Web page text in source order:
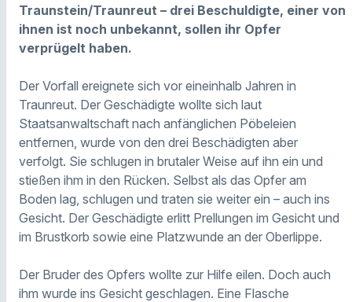
Traunstein/Traunreut – drei Beschuldigte, einer von
ihnen ist noch unbekannt, sollen ihr Opfer
verprügelt haben.
Der Vorfall ereignete sich vor eineinhalb Jahren in
Traunreut. Der Geschädigte wollte sich laut
Staatsanwaltschaft nach anfänglichen Pöbeleien
entfernen, wurde von den drei Beschädigten aber
verfolgt. Sie schlugen in brutaler Weise auf ihn ein und
stießen ihm in den Rücken. Selbst als das Opfer am
Boden lag, schlugen und traten sie weiter ein – auch ins
Gesicht. Der Geschädigte erlitt Prellungen im Gesicht und
im Brustkorb sowie eine Platzwunde an der Oberlippe.
Der Bruder des Opfers wollte zur Hilfe eilen. Doch auch
ihm wurde ins Gesicht geschlagen. Eine Flasche